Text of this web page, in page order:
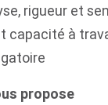
rigueur et
capacité à
propose